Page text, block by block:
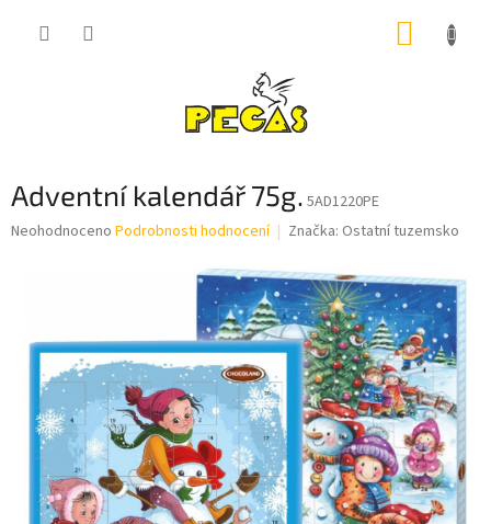
Adventní kalendář 75g. 5AD1220PE
Průměrné
hvězdiček.
Neohodnoceno Podrobnosti hodnocení Značka: Ostatní tuzemsko